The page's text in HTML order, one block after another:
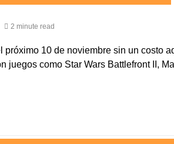
2 minute read
10 de noviembre sin un costo
juegos como Star Wars Battlefront II,